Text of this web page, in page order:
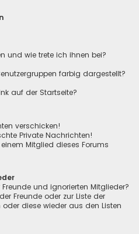
und wie trete ich ihnen bei?
farbig dargestellt?
auf der Startseite?
verschicken!
Private Nachrichten!
Mitglied dieses Forums
und ignorierten Mitglieder?
Freunde oder zur Liste der
diese wieder aus den Listen